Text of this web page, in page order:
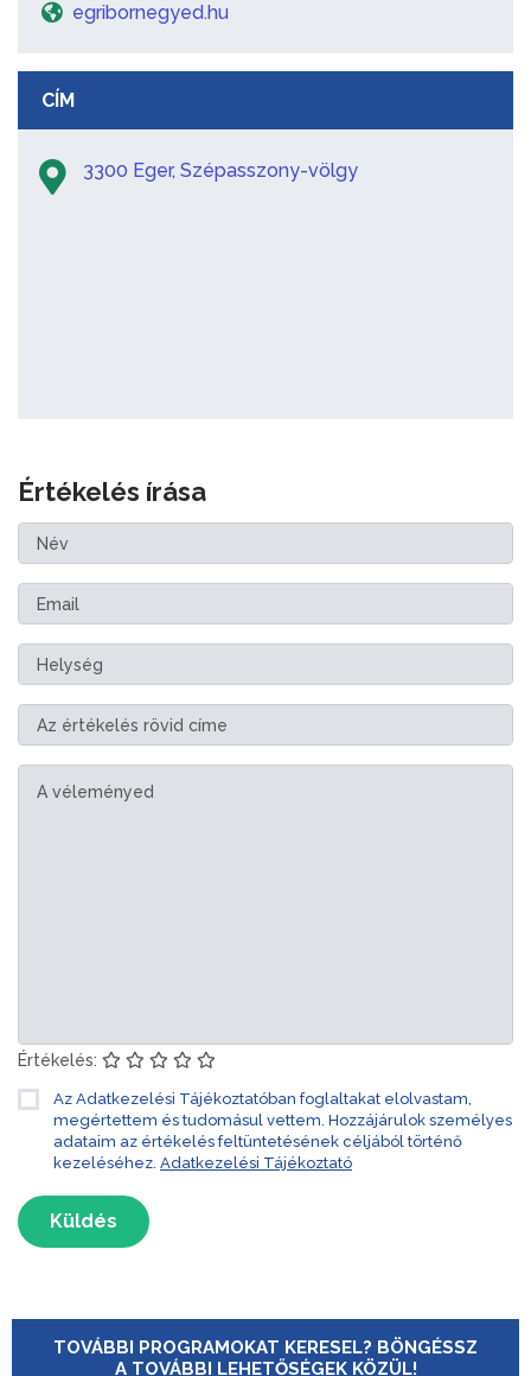
egribornegyed.hu
CÍM
3300 Eger, Szépasszony-völgy
Értékelés írása
Értékelés:
Az Adatkezelési Tájékoztatóban foglaltakat elolvastam,
megértettem és tudomásul vettem. Hozzájárulok személyes
adataim az értékelés feltüntetésének céljából történő
kezeléséhez. Adatkezelési Tájékoztató
Küldés
TOVÁBBI PROGRAMOKAT KERESEL? BÖNGÉSSZ
A TOVÁBBI LEHETŐSÉGEK KÖZÜL!